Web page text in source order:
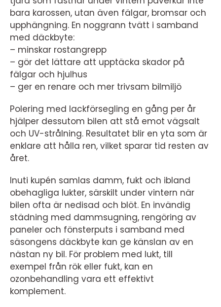
bara karossen, utan även fälgar, bromsar och
upphängning. En noggrann tvätt i samband
med däckbyte:
– minskar rostangrepp
– gör det lättare att upptäcka skador på
fälgar och hjulhus
– ger en renare och mer trivsam bilmiljö
Polering med lackförsegling en gång per år
hjälper dessutom bilen att stå emot vägsalt
och UV-strålning. Resultatet blir en yta som är
enklare att hålla ren, vilket sparar tid resten av
året.
Inuti kupén samlas damm, fukt och ibland
obehagliga lukter, särskilt under vintern när
bilen ofta är nedisad och blöt. En invändig
städning med dammsugning, rengöring av
paneler och fönsterputs i samband med
säsongens däckbyte kan ge känslan av en
nästan ny bil. För problem med lukt, till
exempel från rök eller fukt, kan en
ozonbehandling vara ett effektivt
komplement.